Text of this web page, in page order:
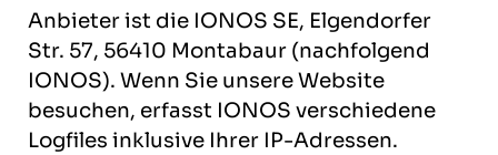
Anbieter ist die IONOS SE, Elgendorfer
Str. 57, 56410 Montabaur (nachfolgend
IONOS). Wenn Sie unsere Website
besuchen, erfasst IONOS verschiedene
Logfiles inklusive Ihrer IP-Adressen.